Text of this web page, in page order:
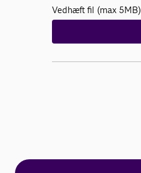
Vedhæft fil (max 5MB)